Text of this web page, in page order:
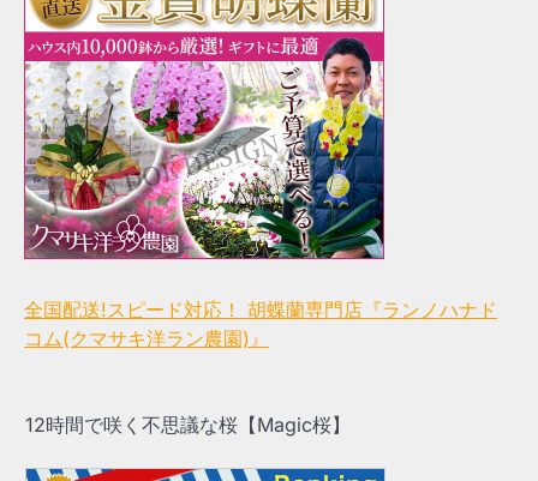
全国配送!スピード対応！ 胡蝶蘭専門店『ランノハナド
コム(クマサキ洋ラン農園)』
12時間で咲く不思議な桜【Magic桜】